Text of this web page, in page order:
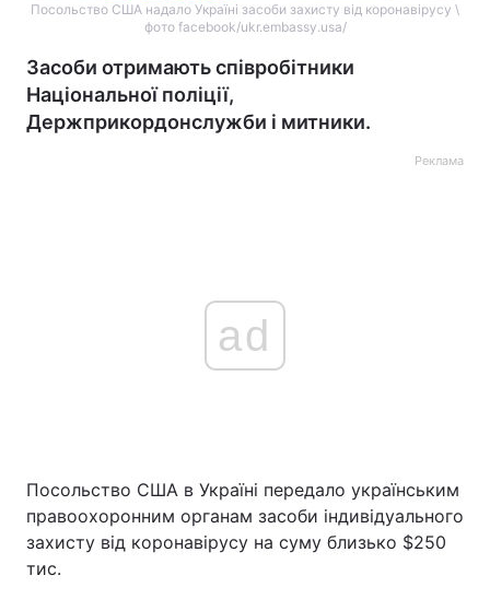
Посольство США надало Україні засоби захисту від коронавірусу \
фото facebook/ukr.embassy.usa/
Засоби отримають співробітники
Національної поліції,
Держприкордонслужби і митники.
Реклама
ad
Посольство США в Україні передало українським
правоохоронним органам засоби індивідуального
захисту від коронавірусу на суму близько $250
тис.